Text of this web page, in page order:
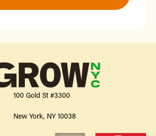
100 Gold St #3300
New York, NY 10038